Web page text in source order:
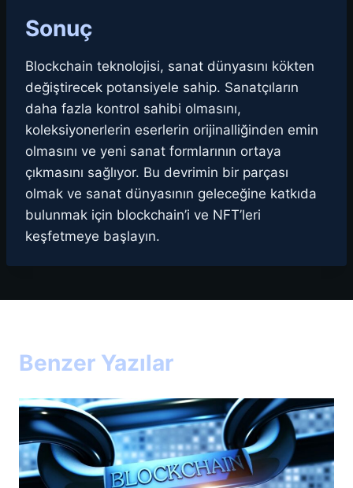
Sonuç
Blockchain teknolojisi, sanat dünyasını kökten
değiştirecek potansiyele sahip. Sanatçıların
daha fazla kontrol sahibi olmasını,
koleksiyonerlerin eserlerin orijinalliğinden emin
olmasını ve yeni sanat formlarının ortaya
çıkmasını sağlıyor. Bu devrimin bir parçası
olmak ve sanat dünyasının geleceğine katkıda
bulunmak için blockchain’i ve NFT’leri
keşfetmeye başlayın.
Benzer Yazılar